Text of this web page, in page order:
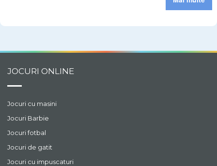
JOCURI ONLINE
Jocuri cu masini
Jocuri Barbie
Jocuri fotbal
Jocuri de gatit
Jocuri cu impuscaturi